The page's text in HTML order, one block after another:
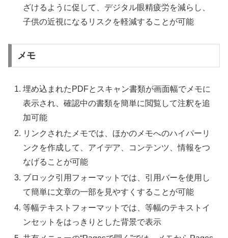
ざけるように促して、デジタル眼精疲労を減らし、
子供の近視になるリスクを軽減することが可能
メモ
埋め込まれたPDFとスキャン書類が画面幅でメモに
表示され、確認中の書類を簡単に閲覧して注釈を追
加可能
リンクされたメモでは、ほかのメモへのハイパーリ
ンクを作成して、アイデア、コンテンツ、情報をつ
なげることが可能
ブロック引用フォーマットでは、引用バーを使用し
て簡単に文章の一部を見やすくすることが可能
等幅テキストフォーマットでは、等幅のテキストイ
ンセットをはっきりとした背景で表示